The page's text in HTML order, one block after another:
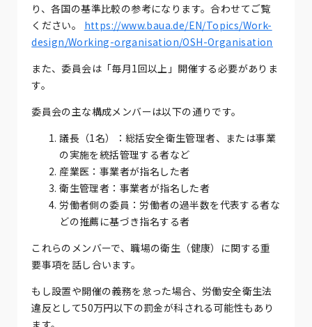
り、各国の基準比較の参考になります。合わせてご覧
ください。 https://www.baua.de/EN/Topics/Work-
design/Working-organisation/OSH-Organisation
また、委員会は「毎月1回以上」開催する必要がありま
す。
委員会の主な構成メンバーは以下の通りです。
議長（1名）：総括安全衛生管理者、または事業
の実施を統括管理する者など
産業医：事業者が指名した者
衛生管理者：事業者が指名した者
労働者側の委員：労働者の過半数を代表する者な
どの推薦に基づき指名する者
これらのメンバーで、職場の衛生（健康）に関する重
要事項を話し合います。
もし設置や開催の義務を怠った場合、労働安全衛生法
違反として50万円以下の罰金が科される可能性もあり
ます。